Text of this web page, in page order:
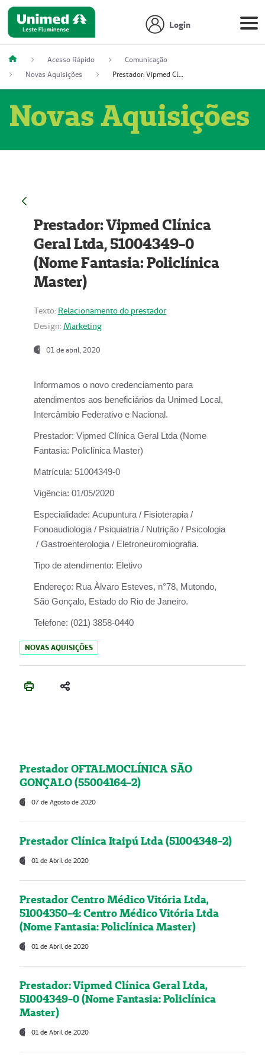
Login
Acesso Rápido
Comunicação
Novas Aquisições
Prestador: Vipmed Clínica Geral Ltda, 51004349-0 (Nome Fantasia: Policlínica Master)
Novas Aquisições
Prestador: Vipmed Clínica
Geral Ltda, 51004349-0
(Nome Fantasia: Policlínica
Master)
Texto: Relacionamento do prestador
Design: Marketing
01 de abril, 2020
Informamos o novo credenciamento para
atendimentos aos beneficiários da Unimed Local,
Intercâmbio Federativo e Nacional.
Prestador: Vipmed Clínica Geral Ltda (Nome
Fantasia: Policlínica Master)
Matrícula: 51004349-0
Vigência: 01/05/2020
Especialidade: Acupuntura / Fisioterapia /
Fonoaudiologia / Psiquiatria / Nutrição / Psicologia
/ Gastroenterologia / Eletroneuromiografia.
Tipo de atendimento: Eletivo
Endereço: Rua Àlvaro Esteves, n°78, Mutondo,
São Gonçalo, Estado do Rio de Janeiro.
Telefone: (021) 3858-0440
NOVAS AQUISIÇÕES
Prestador OFTALMOCLÍNICA SÃO
GONÇALO (55004164-2)
07 de Agosto de 2020
Prestador Clínica Itaipú Ltda (51004348-2)
01 de Abril de 2020
Prestador Centro Médico Vitória Ltda,
51004350-4: Centro Médico Vitória Ltda
(Nome Fantasia: Policlínica Master)
01 de Abril de 2020
Prestador: Vipmed Clínica Geral Ltda,
51004349-0 (Nome Fantasia: Policlínica
Master)
01 de Abril de 2020